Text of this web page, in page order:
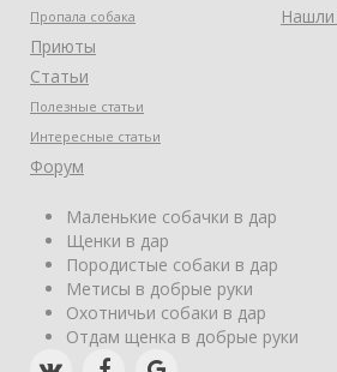
Пропала собака
Приюты
Статьи
Полезные статьи
Интересные статьи
Форум
Маленькие собачки в дар
Щенки в дар
Породистые собаки в дар
Метисы в добрые руки
Охотничьи собаки в дар
Отдам щенка в добрые руки